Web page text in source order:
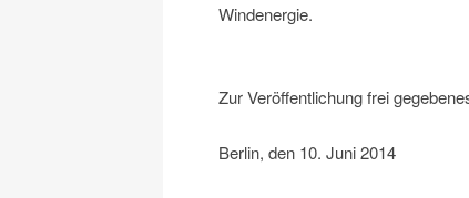
Windenergie.
Zur Veröffentlichung frei
Berlin, den 10. Juni 2014